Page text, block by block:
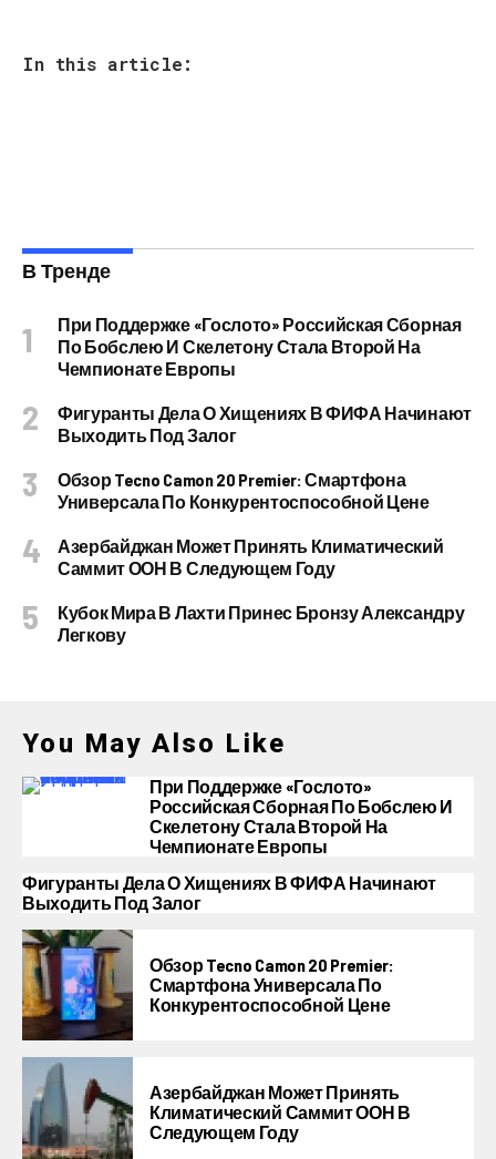
In this article:
В Тренде
При Поддержке «Гослото» Российская Сборная
По Бобслею И Скелетону Стала Второй На
Чемпионате Европы
Фигуранты Дела О Хищениях В ФИФА Начинают
Выходить Под Залог
Обзор Tecno Camon 20 Premier: Смартфона
Универсала По Конкурентоспособной Цене
Азербайджан Может Принять Климатический
Саммит ООН В Следующем Году
Кубок Мира В Лахти Принес Бронзу Александру
Легкову
You May Also Like
При Поддержке «Гослото»
Российская Сборная По Бобслею И
Скелетону Стала Второй На
Чемпионате Европы
Фигуранты Дела О Хищениях В ФИФА Начинают
Выходить Под Залог
Обзор Tecno Camon 20 Premier:
Смартфона Универсала По
Конкурентоспособной Цене
Азербайджан Может Принять
Климатический Саммит ООН В
Следующем Году